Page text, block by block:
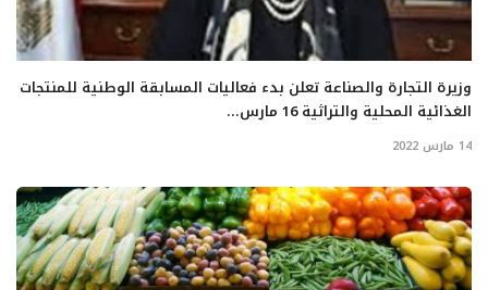
وزيرة التجارة والصناعة تعلن بدء فعاليات المسابقة الوطنية للمنتجات
الغذائية المحلية والتراثية 16 مارس...
14 مارس 2022